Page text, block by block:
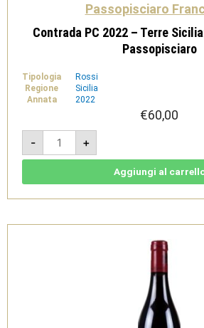
Passopisciaro
Contrada PC 2022 – Terre
Passopisciaro
Tipologia
Rossi
Regione
Sicilia
Annata
2022
€60,00
-
Contrada
2022
-
IGT
quantità
+
Aggiungi al